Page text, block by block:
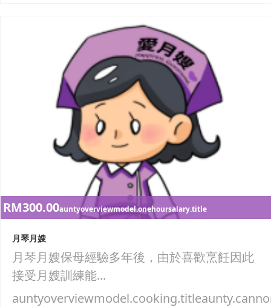
RM300.00auntyoverviewmodel.onehoursalary.title
月琴月嫂
月琴月嫂保母經驗多年後，由於喜歡烹飪因此
接受月嫂訓練能...